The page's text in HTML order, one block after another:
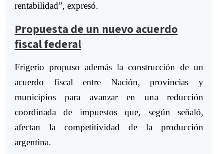
rentabilidad”, expresó.
Propuesta de un nuevo acuerdo
fiscal federal
Frigerio propuso además la construcción de un
acuerdo fiscal entre Nación, provincias y
municipios para avanzar en una reducción
coordinada de impuestos que, según señaló,
afectan la competitividad de la producción
argentina.